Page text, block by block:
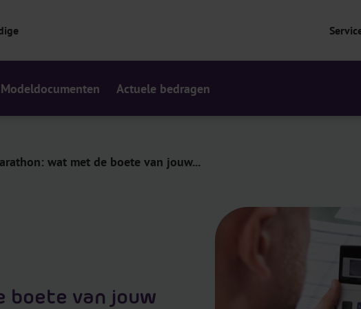
Modeldocumenten Actuele bedragen
wat met de boete van jouw...
boete van jouw